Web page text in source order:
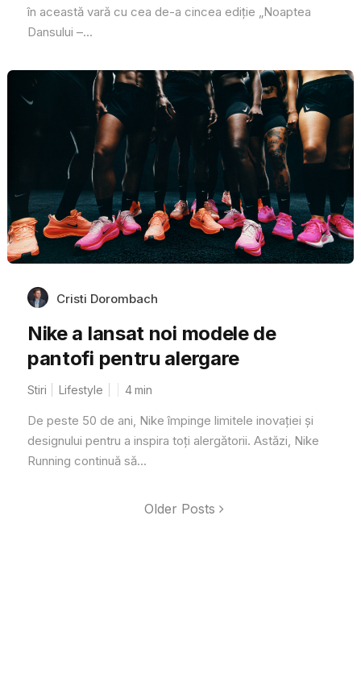
în această vară cu cea de-a cincea ediție „Noaptea
Dansului –...
Cristi Dorombach
Nike a lansat noi modele de
pantofi pentru alergare
Stiri Lifestyle 4min
De peste 50 de ani, Nike împinge limitele inovației și
designului pentru a inspira toți alergătorii. Astăzi, Nike
Running continuă să...
Older Posts